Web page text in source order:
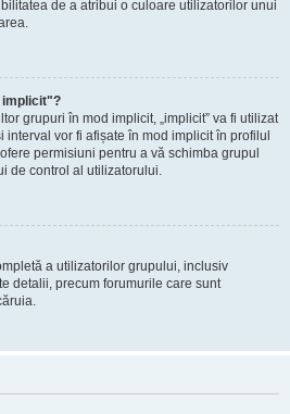
de a atribui o culoare utilizatorilor unui
implicit"?
grupuri în mod implicit, „implicit” va fi utilizat
vor fi afișate în mod implicit în profilul
permisiuni pentru a vă schimba grupul
de control al utilizatorului.
a utilizatorilor grupului, inclusiv
detalii, precum forumurile care sunt